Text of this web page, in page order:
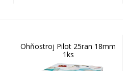
Ohňostroj Pilot 25ran 18mm
1ks